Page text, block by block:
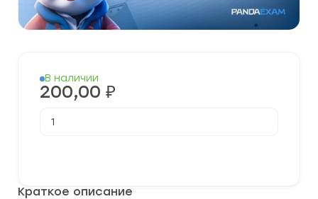
Краткое описание
В наличии
200,00 ₽
товара
по